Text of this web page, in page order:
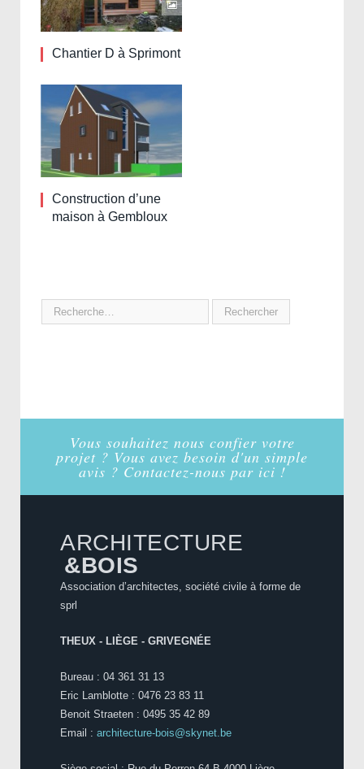
Chantier D à Sprimont
Construction d’une
maison à Gembloux
Vous souhaitez nous confier votre
projet ? Vous avez besoin d'un simple
avis ? Contactez-nous par ici !
ARCHITECTURE
&BOIS
Association d’architectes, société civile à forme de
sprl
THEUX - LIÈGE - GRIVEGNÉE
Bureau : 04 361 31 13
Eric Lamblotte : 0476 23 83 11
Benoit Straeten : 0495 35 42 89
Email : architecture-bois@skynet.be